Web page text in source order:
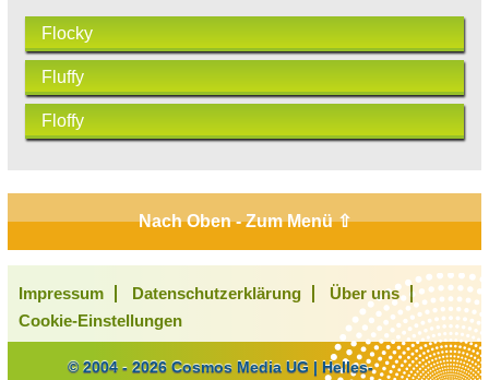
Flocky
Fluffy
Floffy
Nach Oben - Zum Menü ⇧
Impressum Datenschutzerklärung
Über uns
Cookie-Einstellungen
© 2004 - 2026 Cosmos Media UG | Helles-